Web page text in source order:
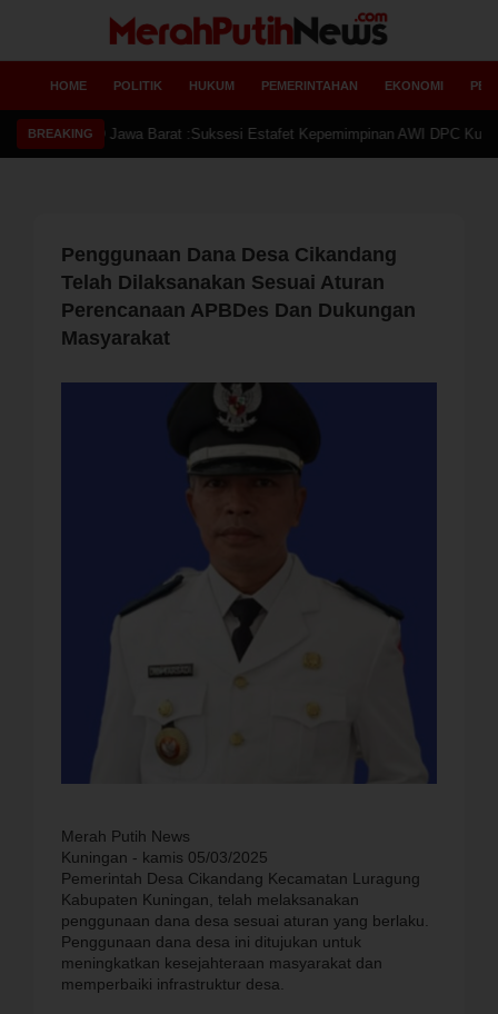
HOME POLITIK HUKUM PEMERINTAHAN EKONOMI
BREAKING
Penggunaan Dana Desa Cikandang
Telah Dilaksanakan Sesuai Aturan
Perencanaan APBDes Dan Dukungan
Masyarakat
Merah Putih News
Kuningan - kamis 05/03/2025
Pemerintah Desa Cikandang Kecamatan Luragung
Kabupaten Kuningan, telah melaksanakan
penggunaan dana desa sesuai aturan yang berlaku.
Penggunaan dana desa ini ditujukan untuk
meningkatkan kesejahteraan masyarakat dan
memperbaiki infrastruktur desa.